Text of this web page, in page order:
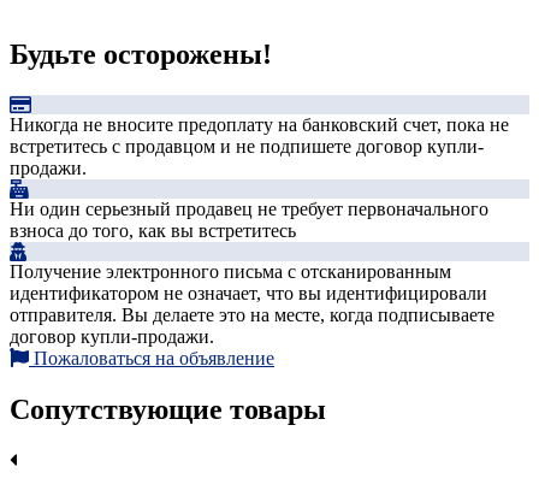
Будьте осторожены!
Никогда не вносите предоплату на банковский счет, пока не
встретитесь с продавцом и не подпишете договор купли-
продажи.
Ни один серьезный продавец не требует первоначального
взноса до того, как вы встретитесь
Получение электронного письма с отсканированным
идентификатором не означает, что вы идентифицировали
отправителя. Вы делаете это на месте, когда подписываете
договор купли-продажи.
Пожаловаться на объявление
Сопутствующие товары